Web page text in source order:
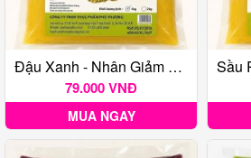
Đậu Xanh - Nhân Giảm Ngọt Phú Thương 1Kg
79.000 VNĐ
MUA NGAY